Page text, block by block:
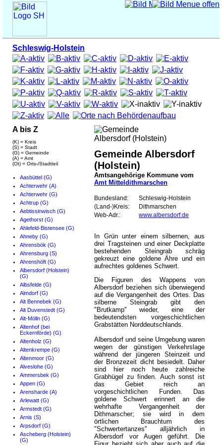
Schleswig-Holstein
A bis Z
(K) = Kreis
(S) = Stadt
(G) = Gemeinde
(A) = Amt
(Ot) = Orts-/Stadtteil
Aasbüttel (G)
Achterwehr (A)
Achterwehr (G)
Achtrup (G)
Aebtissinwisch (G)
Agethorst (G)
Ahlefeld-Bistensee (G)
Ahneby (G)
Ahrensbök (G)
Ahrensburg (S)
Ahrenshöft (G)
Albersdorf (Holstein)
(G)
Albsfelde (G)
Almdorf (G)
Alt Bennebek (G)
Alt Duvenstedt (G)
Alt-Mölln (G)
Altenhof (bei
Eckernförde) (G)
Altenholz (G)
Altenkrempe (G)
Altenmoor (G)
Alveslohe (G)
Ammersbek (G)
Appen (G)
Arensharde (A)
Arlewatt (G)
Armstedt (G)
Arnis (S)
Arpsdorf (G)
Ascheberg (Holstein)
(G)
Gemeinde Albersdorf
(Holstein)
Amtsangehörige Kommune vom
Amt Mitteldithmarschen
Bundesland:
Schleswig-Holstein
(Land-)Kreis:
Dithmarschen
Web-Adr.:
www.albersdorf.de
In Grün unter einem silbernen, aus
drei Tragsteinen und einer Deckplatte
bestehenden Steingrab schräg
gekreuzt eine goldene Ähre und ein
aufrechtes goldenes Schwert.
Die Figuren des Wappens von
Albersdorf beziehen sich überwiegend
auf die Vergangenheit des Ortes. Das
silberne Steingrab gibt den
"Brutkamp" wieder, eine der
bedeutendsten vorgeschichtlichen
Grabstätten Norddeutschlands.
Albersdorf und seine Umgebung waren
wegen der günstigen Verkehrslage
während der jüngeren Steinzeit und
der Bronzezeit dicht besiedelt. Daher
sind hier noch heute zahlreiche
Grabhügel zu finden. Auch sonst ist
das Gebiet reich an
vorgeschichtlichen Funden. Das
goldene Schwert erinnert an die
wehrhafte Vergangenheit der
Dithmarscher; sie wird in dem
örtlichen Brauchtum des
"Schwertertanzes" alljährlich in
Albersdorf vor Augen geführt. Die